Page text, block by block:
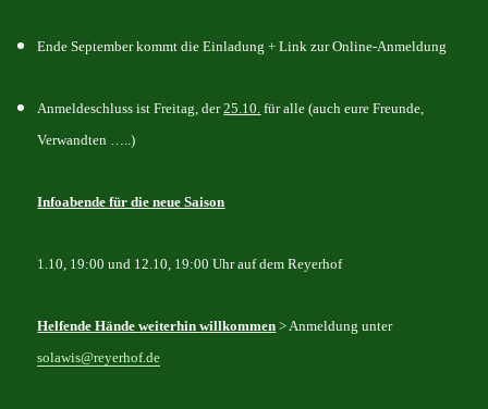
Ende September kommt die Einladung + Link zur Online-Anmeldung
Anmeldeschluss ist Freitag, der25.10. für alle (auch eure Freunde,
Verwandten …..)
Infoabende für die neue Saison
1.10, 19:00 und 12.10, 19:00 Uhr auf dem Reyerhof
Helfende Händeweiterhinwillkommen > Anmeldung unter
solawis@reyerhof.de